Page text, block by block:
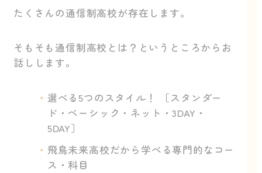
たくさんの通信制高校が存在します。
そもそも通信制高校とは？というところからお
話しします。
選べる5つのスタイル！ ［スタンダー
ド・ベーシック・ネット・3DAY・
5DAY］
飛鳥未来高校だから学べる専門的なコー
ス・科目